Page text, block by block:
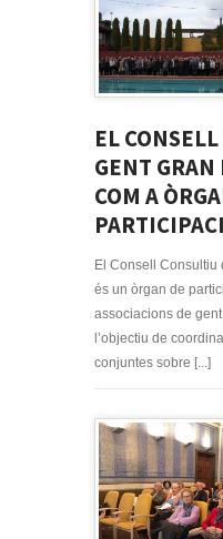
EL
GENT GRAN
COM A
El Consell Consultiu
és un òrgan de
associacions de
l’objectiu de
conjuntes sobre [...]